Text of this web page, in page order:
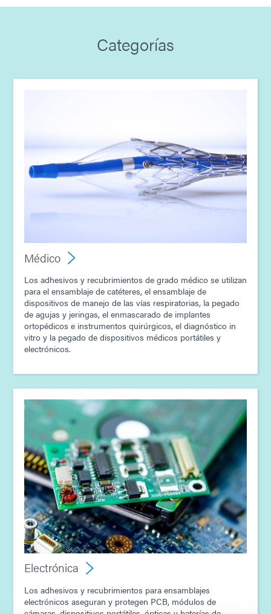
Categorías
Médico
Los adhesivos y recubrimientos de grado médico se utilizan
para el ensamblaje de catéteres, el ensamblaje de
dispositivos de manejo de las vías respiratorias, la pegado
de agujas y jeringas, el enmascarado de implantes
ortopédicos e instrumentos quirúrgicos, el diagnóstico in
vitro y la pegado de dispositivos médicos portátiles y
electrónicos.
Electrónica
Los adhesivos y recubrimientos para ensamblajes
electrónicos aseguran y protegen PCB, módulos de